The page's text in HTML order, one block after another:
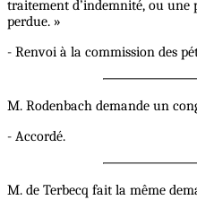
traitement d’indemnité, ou une
perdue. »
- Renvoi à la commission des
M. Rodenbach demande un
- Accordé.
M. de Terbecq fait la même